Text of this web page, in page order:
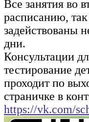
Все занятия во
расписанию,
задействованы
дни.
Консультации
тестирование
проходит по
страничке в
https://vk.com/